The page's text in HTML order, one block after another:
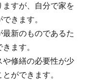
すが、自分で家を
きます。
新のものであるた
ます。
や修繕の必要性が少
ができます。